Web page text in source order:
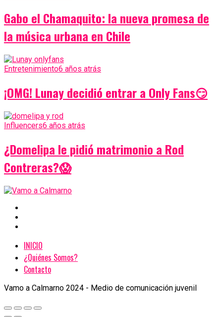
Gabo el Chamaquito: la nueva promesa de
la música urbana en Chile
Entretenimiento6 años atrás
¡OMG! Lunay decidió entrar a Only Fans😏
Influencers6 años atrás
¿Domelipa le pidió matrimonio a Rod
Contreras?😱
INICIO
¿Quiénes Somos?
Contacto
Vamo a Calmarno 2024 - Medio de comunicación juvenil